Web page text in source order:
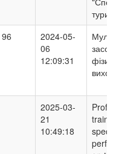
96
2024-05-
06
12:09:31
2025-03-
21
10:49:18